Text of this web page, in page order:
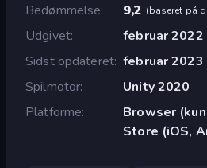
Bedømmelse
9,2 (baseret på
Udgivet
februar 2022
Sidst opdateret februar 2023
Spilmotor
Unity 2020
Platforme
Browser
Store (iOS,